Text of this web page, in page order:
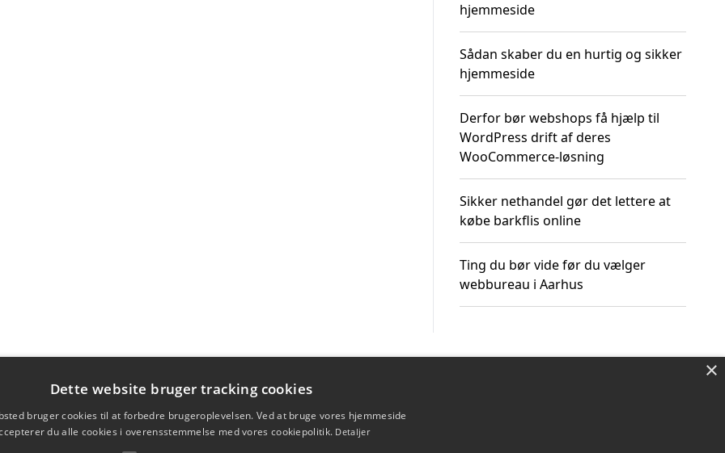
hjemmeside
Sådan skaber du en hurtig og sikker
hjemmeside
Derfor bør webshops få hjælp til
WordPress drift af deres
WooCommerce-løsning
Sikker nethandel gør det lettere at
købe barkflis online
Ting du bør vide før du vælger
webbureau i Aarhus
×
Dette website bruger tracking cookies
bruger cookies til at forbedre brugeroplevelsen. Ved at bruge vores hjemmeside
du alle cookies i overensstemmelse med vores cookiepolitik. Detaljer